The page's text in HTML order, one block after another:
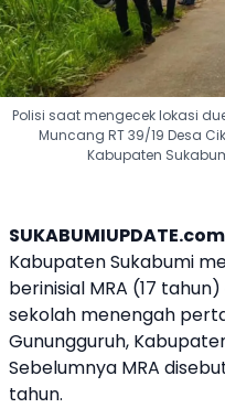
Polisi saat mengecek lokasi
Muncang RT 39/19 Desa
Kabupaten
SUKABUMIUPDATE.com
Kabupaten Sukabumi
berinisial MRA (17
sekolah menengah
Gunungguruh,
Sebelumnya MRA
tahun.